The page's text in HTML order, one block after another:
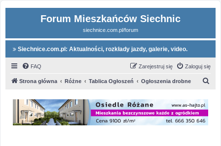
Forum Mieszkańców Siechnic
siechnice.com.pl/forum
Siechnice.com.pl: Aktualności, rozkłady jazdy, galerie, video.
FAQ Zaloguj się
Zarejestruj się
Strona główna Różne Tablica Ogłoszeń Ogłoszenia drobne